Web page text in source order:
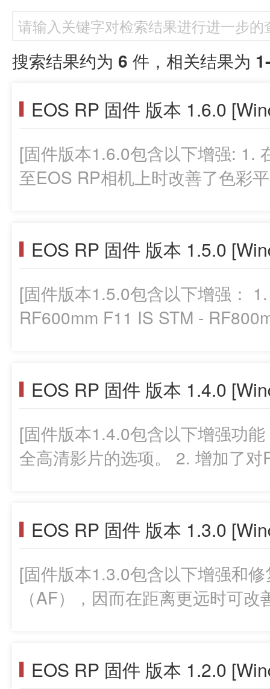
搜索结果约为 6 件，相关结果为
EOS RP 固件 版本 1.6.0
[固件版本1.6.0包含以下增强: 1. 在将RF50mm F1.8 STM镜头安装
至EOS RP相机上时改善了色彩
象为版本1.5.0的相机。如果相
件下载。 问答部分: 固件升级准备工作: 解压缩下载的压缩文件(zip
文件)后，会创建一个固件文件夹。 *解压缩下载的文件: 右键
新步骤的说明(用日语,英语,法语,
EOS RP 固件 版本 1.5.0
[固件版本1.5.0包含以下增强： 1. 增加了对以下镜头的支持： -
RF600mm F11 IS STM -
件的变更。 进行固件升级时，请完整阅读本公告再进行固件下载。
件升级准备工作: 解压缩下载的
件文件夹。 *解压缩下载的文件: 右键单击zip文件，然后选择全部提
说明(用日语,英语,法语,西班牙语
明。 (以下是之前版本固件的更新记录。) 问:最新的固件版本包含之
前固件更新的]
EOS RP 固件 版本 1.4.0
[固件版本1.4.0包含以下增强功能： 1. 新增加了以23.98p帧
全高清影片的选项。 2. 增加了
件时，请先仔细阅读说明。将需要
用户指南以及新固件。 可以从
固件更新的准备工作： 解压缩
名：EOSRP0140.FIR/文件大小
EOS RP 固件 版本 1.3.0
[固件版本1.3.0包含以下增强和
（AF），因而在距离更远时可
间的延迟时间。 4. 修复了在图
EOS RP 固件 版本 1.2.0